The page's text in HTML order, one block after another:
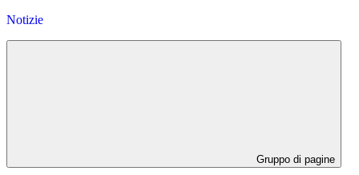
Notizie
Gruppo di pagine